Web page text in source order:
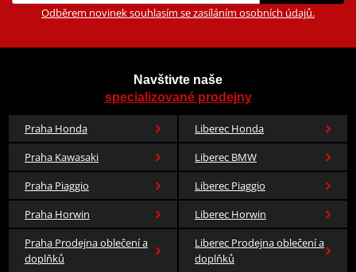
Odběrem novinek souhlasím se zasíláním osobních údajů.
Navštivte naše
specializované prodejny
Praha Honda
Liberec Honda
Praha Kawasaki
Liberec BMW
Praha Piaggio
Liberec Piaggio
Praha Horwin
Liberec Horwin
Praha Prodejna oblečení a
doplňků
Liberec Prodejna oblečení a
doplňků